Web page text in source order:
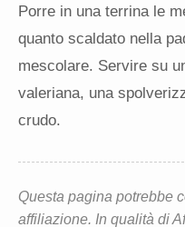
Porre in una terrina le
quanto scaldato nella
mescolare. Servire su
valeriana, una
crudo.
Questa pagina potrebbe
affiliazione. In qualità di